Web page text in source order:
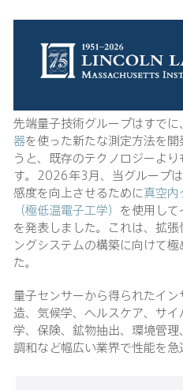
先端量子技術グループはすでに、
器を使った新たな測定方法を
うと、既存のテクノロジーよ
す。2026年3月、当グループ
感度を向上させるために真空内
（極低温電子工学） を使用し
を発表しました。これは、拡
ングシステムの構築に向けて
た。
量子センサーから得られたイ
造、気候学、ヘルスケア、サ
学、保険、鉱物抽出、環境管
調和など幅広い業界で性能を急